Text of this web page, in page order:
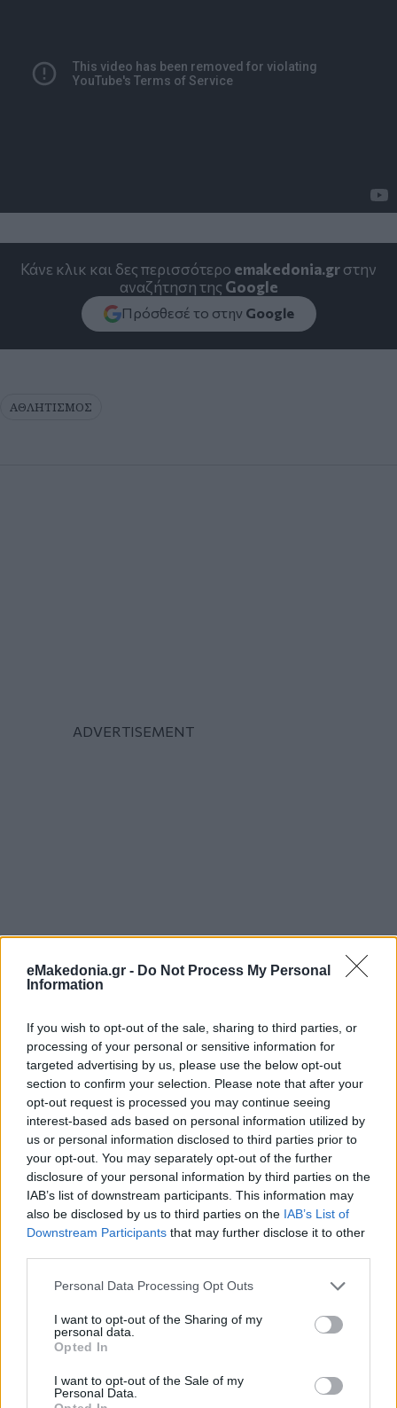
eMakedonia.gr - Do Not Process My Personal
Information
If you wish to opt-out of the sale, sharing to third parties, or
processing of your personal or sensitive information for
targeted advertising by us, please use the below opt-out
section to confirm your selection. Please note that after your
opt-out request is processed you may continue seeing
interest-based ads based on personal information utilized by
us or personal information disclosed to third parties prior to
your opt-out. You may separately opt-out of the further
disclosure of your personal information by third parties on the
IAB’s list of downstream participants. This information may
also be disclosed by us to third parties on the IAB’s List of
Downstream Participants that may further disclose it to other
Please note that this website/app uses one or more Google
not limited to your visit or usage behaviour. You may click to
grant or deny consent to Google and its third-party tags to
use your data for below specified purposes in below Google
consent section.
Personal Data Processing Opt Outs
I want to opt-out of the Sharing of my
personal data.
Opted In
I want to opt-out of the Sale of my
Personal Data.
Κάνε κλικ και δες περισσότερο emakedonia.grστην
αναζήτηση της Google
Πρόσθεσέ το στην Google
ΑΘΛΗΤΙΣΜΟΣ